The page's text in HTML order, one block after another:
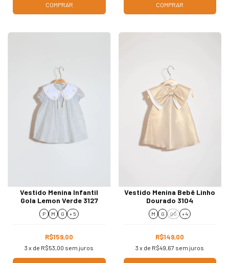
COMPRAR COMPRAR
Vestido Menina Infantil
Gola Lemon Verde 3127
P M G + 5
R$159,00
3 x de R$53,00 sem juros
Vestido Menina Bebê Linho
Dourado 3104
M G GG + 4
R$149,00
3 x de R$49,67 sem juros